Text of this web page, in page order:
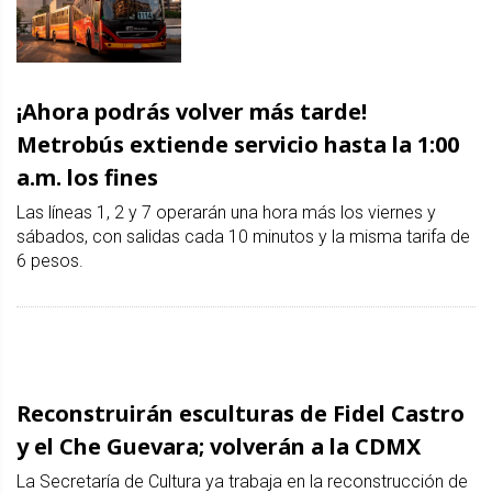
¡Ahora podrás volver más tarde!
Metrobús extiende servicio hasta la 1:00
a.m. los fines
Las líneas 1, 2 y 7 operarán una hora más los viernes y
sábados, con salidas cada 10 minutos y la misma tarifa de
6 pesos.
Reconstruirán esculturas de Fidel Castro
y el Che Guevara; volverán a la CDMX
La Secretaría de Cultura ya trabaja en la reconstrucción de